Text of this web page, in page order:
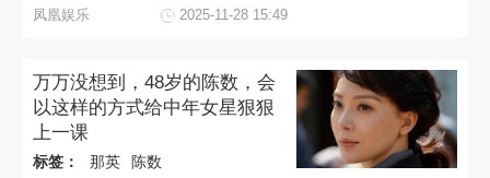
凤凰娱乐 2025-11-28 15:49
万万没想到，48岁的陈数，会
以这样的方式给中年女星狠狠
上一课
标签： 那英 陈数